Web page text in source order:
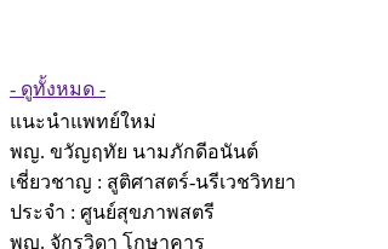
- ดูทั้งหมด -
แนะนำแพทย์ใหม่
พญ. ขวัญฤทัย นามภักดีอนันต์
เชี่ยวชาญ : สูติศาสตร์-นรีเวชวิทยา
ประจำ : ศูนย์สุขภาพสตรี
พญ. จักรวิดา โกษาคาร